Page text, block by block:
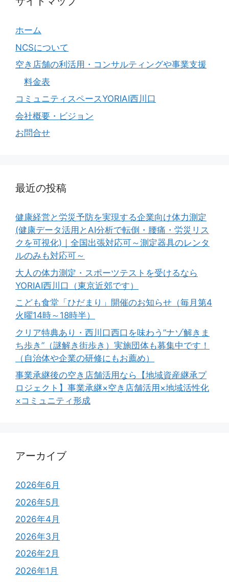
ホーム
NCSについて
空き店舗の利活用・コンサルティングや事業支援
料金表
コミュニティスペースYORIAI西川口
会社概要・ビジョン
お問合せ
最近の投稿
健康経営と労災予防を実現する企業向け体力測定
(健康データ活用とAI分析で転倒・腰痛・労災リス
クを可視化)｜全国出張対応可～測定器具のレンタ
ルのみも対応可～
大人の体力測定・スポーツテストを受けるなら
YORIAI西川口（東京近郊です）
こども食堂「ひだまり」開催のお知らせ（毎月第4
火曜14時～18時半）
クリア特典あり・西川口西口を味わう”ナゾ解きま
ち歩き”（謎解き街歩き）実施団体も募集中です！
（自治体や企業の研修にもお薦め）
事業承継後の空き店舗活用なら【地域資産継承プ
ロジェクト】事業承継×空き店舗活用×地域活性化
×コミュニティ形成
アーカイブ
2026年6月
2026年5月
2026年4月
2026年3月
2026年2月
2026年1月